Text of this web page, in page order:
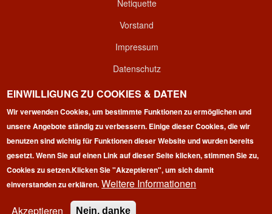
Netiquette
Vorstand
Impressum
Datenschutz
Kontakt
Login
Copyright © 2026 | 100 Marathon Club Deutschland e.V. | All
rights reserved.
EINWILLIGUNG ZU COOKIES & DATEN
Wir verwenden Cookies, um bestimmte Funktionen zu ermöglichen und
unsere Angebote ständig zu verbessern. Einige dieser Cookies, die wir
benutzen sind wichtig für Funktionen dieser Website und wurden bereits
gesetzt. Wenn Sie auf einen Link auf dieser Seite klicken, stimmen Sie zu,
Cookies zu setzen.Klicken Sie "Akzeptieren", um sich damit
einverstanden zu erklären. Weitere Informationen
Akzeptieren
Nein, danke